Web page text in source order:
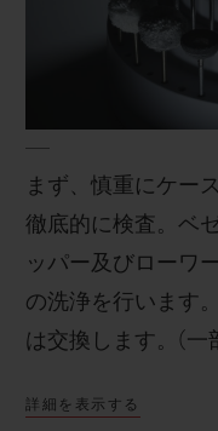
まず、慎重にケー
徹底的に検査。ベ
ッパー及びローワ
の洗浄を行います
は交換します。(一
次に、全てのメタ
詳細を表示する